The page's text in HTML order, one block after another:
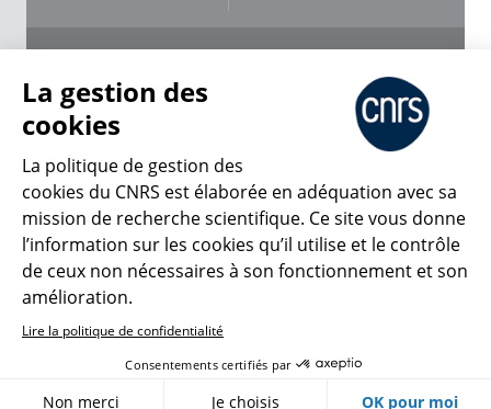
CNRS Le Mag
© 2026, CNRS
Créer un compte Se connecter
Gestion des cookies
La gestion des
cookies
La politique de gestion des
cookies du CNRS est élaborée en adéquation avec sa
mission de recherche scientifique. Ce site vous donne
l’information sur les cookies qu’il utilise et le contrôle
de ceux non nécessaires à son fonctionnement et son
amélioration.
Lire la politique de confidentialité
Consentements certifiés par
Non merci Je choisis OK pour moi